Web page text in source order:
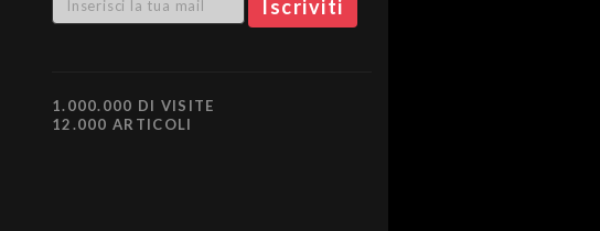
1.000.000 DI VISITE
12.000 ARTICOLI